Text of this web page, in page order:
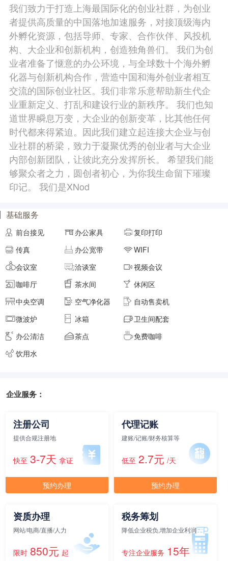
6人间 13680元/月/间
面积40㎡剩余 5间
7人间 15960元/月/间
面积45㎡剩余 4间
8人间 18240元/月/间
面积
9人间 20520元/月/间
面积 55㎡
10人间 22800 元/月/间
面积
剩余 1间
45600元/月/间
面积70㎡ 剩余 1间
剩余 1间
我们致力于打造上海最国际化的创业社群，为创业
者提供高质量的中国落地加速服务，对接顶级海内
外孵化资源，包括导师、专家、合作伙伴、风投机
构、大企业和创新机构，创造独角兽们。 我们为创
业者准备了惬意的办公环境，与全球数十个海外孵
化器与创新机构合作，营造中国和海外创业者相互
交流的国际创业社区。我们非常乐意帮助新生代企
业重新定义、打乱和建设行业的新秩序。 我们也知
道世界瞬息万变，大企业的创新变革，比其他任何
时代都来得紧迫。因此我们建立起连接大企业与创
业社群的桥梁，致力于凝聚优秀的创业者与大企业
内部创新团队，让彼此充分发挥所长。 希望我们能
够聚众者之力，圆创者初心，为你我生命留下璀璨
印记。 我们是XNod
基础服务
前台接见 办公家具
复印打印
传真
办公宽带
WIFI
会议室
洽谈室
视频会议
咖啡厅
茶水间
休闲区
中央空调
空气净化器
自动售卖机
微波炉
冰箱
卫生间配套
办公清洁
茶点
免费咖啡
饮用水
企业服务：
注册公司
提供合规注册地
快至 3-7天 拿证
预约办理
代理记账
建账/记账/财务核算等
低至 2.7元 /天
预约办理
资质办理
网站/电商/直播/人力
限时 850元 起
税务筹划
降低企业税负,增加企业利润
专注企业服务 15年